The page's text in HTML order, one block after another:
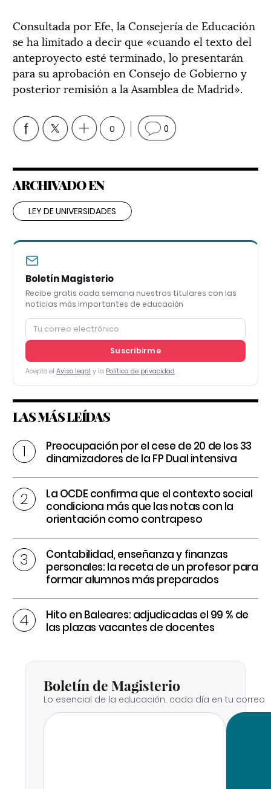
Consultada por Efe, la Consejería de Educación
se ha limitado a decir que «cuando el texto del
anteproyecto esté terminado, lo presentarán
para su aprobación en Consejo de Gobierno y
posterior remisión a la Asamblea de Madrid».
0 0
ARCHIVADO EN
LEY DE UNIVERSIDADES
Boletín Magisterio
Recibe gratis cada semana nuestros titulares con las
noticias más importantes de educación
Suscribirme
Acepto el Aviso legal y la Política de privacidad
LAS MÁS LEÍDAS
Preocupación por el cese de 20 de los 33
dinamizadores de la FP Dual intensiva
La OCDE confirma que el contexto social
condiciona más que las notas con la
orientación como contrapeso
Contabilidad, enseñanza y finanzas
personales: la receta de un profesor para
formar alumnos más preparados
Hito en Baleares: adjudicadas el 99 % de
las plazas vacantes de docentes
Boletín de Magisterio
Lo esencial de la educación, cada día en tu correo.